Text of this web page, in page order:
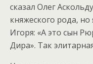
сказал Олег
княжеского рода, но
Игоря: «А это сын
Дира». Так